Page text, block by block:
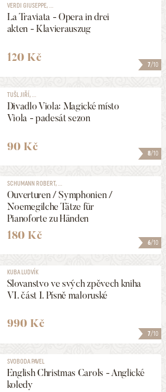
3500 Kč
ULOŽIT MEZI MÉ KATEGORIE
7/10
VERDI GIUSEPPE, ...
La Traviata - Opera in drei
akten - Klavierauszug
120 Kč
8/10
TUŠL JIŘÍ, ...
Divadlo Viola: Magické místo
Viola - padesát sezon
90 Kč
6/10
SCHUMANN ROBERT, ...
Ouverturen / Symphonien /
Noemegilche Tätze für
Pianoforte zu Händen
180 Kč
7/10
KUBA LUDVÍK
Slovanstvo ve svých zpěvech kniha
VI. část I. Písně maloruské
990 Kč
SVOBODA PAVEL
English Christmas Carols - Anglické
koledy